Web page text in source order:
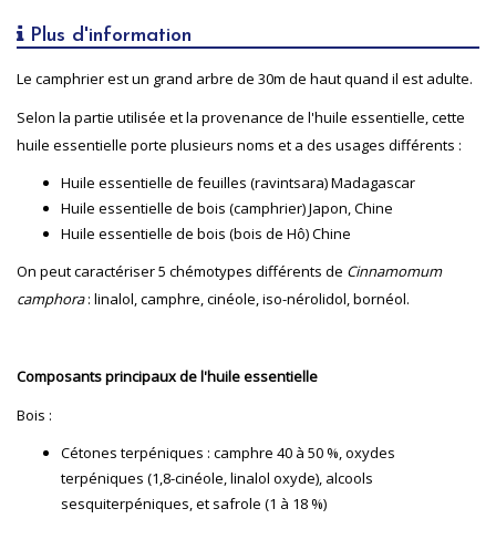
Plus d'information
Le camphrier est un grand arbre de 30m de haut quand il est adulte.
Selon la partie utilisée et la provenance de l'huile essentielle, cette
huile essentielle porte plusieurs noms et a des usages différents :
Huile essentielle de feuilles (ravintsara) Madagascar
Huile essentielle de bois (camphrier) Japon, Chine
Huile essentielle de bois (bois de Hô) Chine
On peut caractériser 5 chémotypes différents de Cinnamomum
camphora: linalol, camphre, cinéole, iso-nérolidol, bornéol.
Composants principaux de l'huile essentielle
Bois :
Cétones terpéniques : camphre 40 à 50 %, oxydes
terpéniques (1,8-cinéole, linalol oxyde), alcools
sesquiterpéniques, et safrole (1 à 18 %)